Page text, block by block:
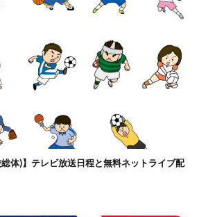
体)】テレビ放送日程と無料ネットライブ配